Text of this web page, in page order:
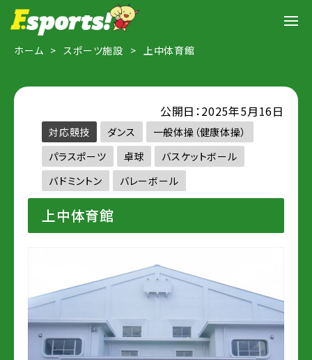
ホーム スポーツ施設 上中体育館
公開日：2025年5月16日
対応競技 ダンス
一般体操（健康体操）
パラスポーツ
卓球
バスケットボール
バドミントン
バレーボール
上中体育館